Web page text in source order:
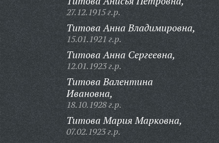
27.12.1915 г.р.
Титова Анна Владимировна,
15.01.1921 г.р.
Титова Анна Сергеевна,
12.01.1923 г.р.
Титова Валентина
Ивановна,
18.10.1928 г.р.
Титова Мария Марковна,
07.02.1923 г.р.